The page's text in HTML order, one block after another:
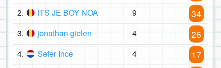
2. ITS JE BOY NOA 9 34
3. jonathan gielen 4 26
4. Sefer Ince 4 17